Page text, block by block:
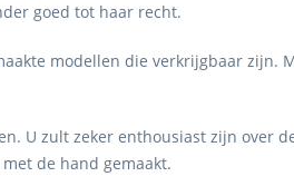
goed tot haar recht.
modellen die verkrijgbaar zijn.
U zult zeker enthousiast zijn over
de hand gemaakt.